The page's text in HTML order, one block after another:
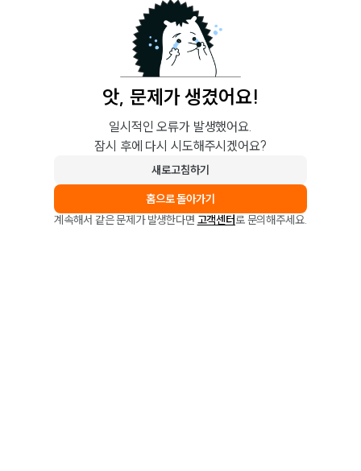
앗, 문제가 생겼어요!
일시적인 오류가 발생했어요.
잠시 후에 다시 시도해주시겠어요?
새로고침하기
홈으로 돌아가기
계속해서 같은 문제가 발생한다면 고객센터로 문의해주세요.